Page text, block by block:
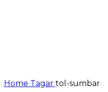
Home Tagar tol-sumbar